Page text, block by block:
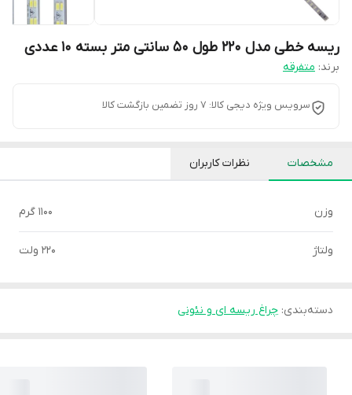
ریسه خطی مدل 220 طول 50 سانتی متر بسته 10 عددی
برند: متفرقه
سرویس ویژه دیجی کالا: 7 روز تضمین بازگشت کالا
مشخصات نظرات کاربران
وزن 1100 گرم
ولتاژ 220 ولت
دسته‌بندی: چراغ ریسه ای و نئونی